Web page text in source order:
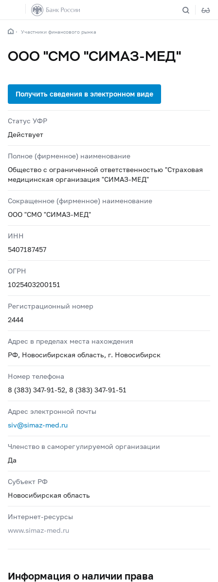
Участники финансового рынка
ООО "СМО "СИМАЗ-МЕД"
Статус УФР
Действует
Полное (фирменное) наименование
Общество с ограниченной ответственностью "Страховая
медицинская организация "СИМАЗ-МЕД"
Сокращенное (фирменное) наименование
ООО "СМО "СИМАЗ-МЕД"
ИНН
5407187457
ОГРН
1025403200151
Регистрационный номер
2444
Адрес в пределах места нахождения
РФ, Новосибирская область, г. Новосибирск
Номер телефона
8 (383) 347-91-52, 8 (383) 347-91-51
Адрес электронной почты
siv@simaz-med.ru
Членство в саморегулируемой организации
Да
Субъект РФ
Новосибирская область
Интернет-ресурсы
www.simaz-med.ru
Информация о наличии права